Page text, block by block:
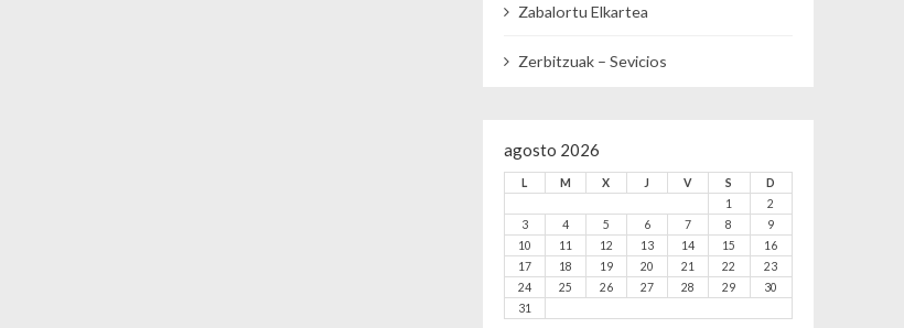
Zabalortu Elkartea
Zerbitzuak – Sevicios
agosto 2026
L M X J V S
D
1
2
3
4 5 6 7 8
9
10
11 12 13 14 15
16
17
18 19 20 21 22
23
24
25 26 27 28 29
30
31